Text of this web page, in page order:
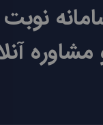
مشاوره